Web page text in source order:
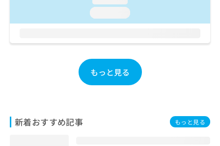
もっと見る
新着おすすめ記事 もっと見る
い
わ